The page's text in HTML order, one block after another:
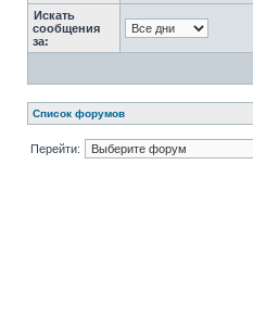
Искать
сообщения
за:
Список форумов
Перейти: